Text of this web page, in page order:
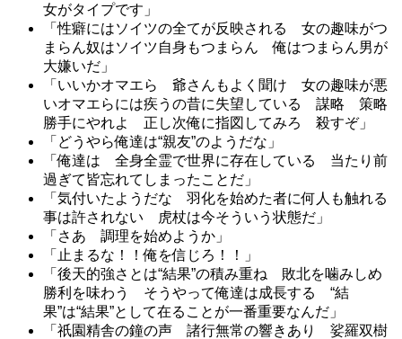
女がタイプです」
「性癖にはソイツの全てが反映される 女の趣味がつ
まらん奴はソイツ自身もつまらん 俺はつまらん男が
大嫌いだ」
「いいかオマエら 爺さんもよく聞け 女の趣味が悪
いオマエらには疾うの昔に失望している 謀略 策略
勝手にやれよ 正し次俺に指図してみろ 殺すぞ」
「どうやら俺達は“親友”のようだな」
「俺達は 全身全霊で世界に存在している 当たり前
過ぎて皆忘れてしまったことだ」
「気付いたようだな 羽化を始めた者に何人も触れる
事は許されない 虎杖は今そういう状態だ」
「さあ 調理を始めようか」
「止まるな！！俺を信じろ！！」
「後天的強さとは“結果”の積み重ね 敗北を噛みしめ
勝利を味わう そうやって俺達は成長する “結
果”は“結果”として在ることが一番重要なんだ」
「祇園精舎の鐘の声 諸行無常の響きあり 娑羅双樹